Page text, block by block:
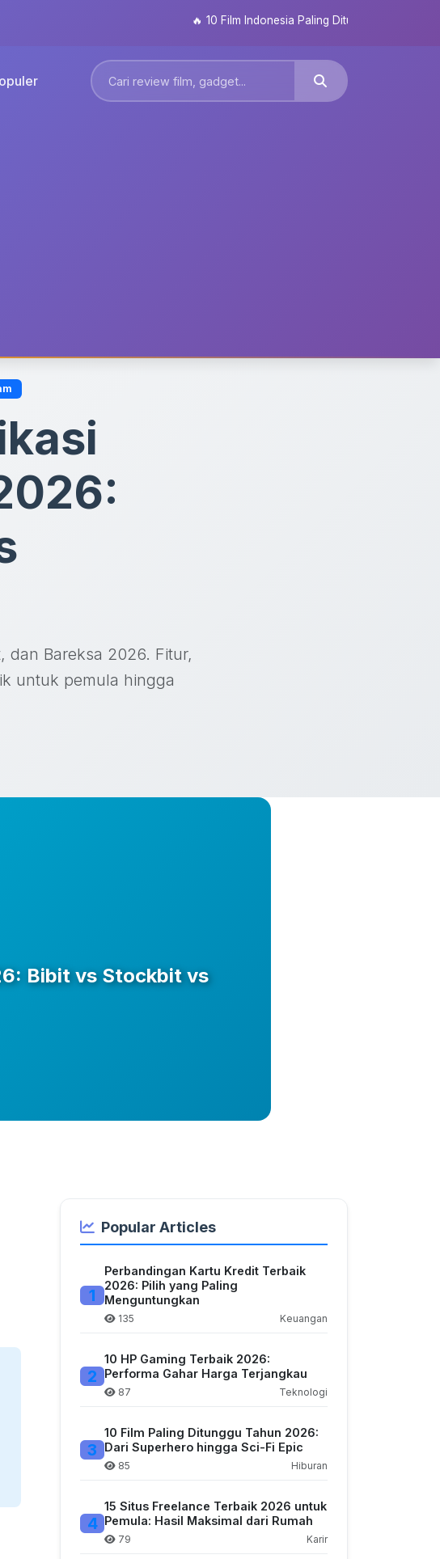
10 Film Indonesia Paling Ditunggu 2026: Dari
dan Bareksa 2026. Fitur,
untuk pemula hingga
Bibit vs Stockbit vs
Popular Articles
1
Perbandingan Kartu Kredit Terbaik
2026: Pilih yang Paling
Menguntungkan
135 Keuangan
2
10 HP Gaming Terbaik 2026:
Performa Gahar Harga Terjangkau
87 Teknologi
3
10 Film Paling Ditunggu Tahun 2026:
Dari Superhero hingga Sci-Fi Epic
85 Hiburan
4
15 Situs Freelance Terbaik 2026 untuk
Pemula: Hasil Maksimal dari Rumah
79 Karir